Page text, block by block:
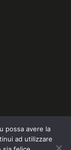
– Powered by
possa avere la
ad utilizzare